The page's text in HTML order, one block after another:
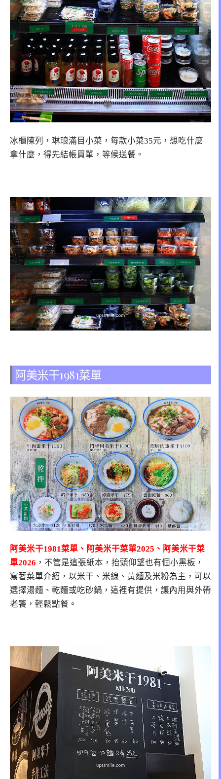
冰櫃陳列，琳琅滿目小菜，每款小菜35元，想吃什麼
拿什麼，得先結帳買單，等候送餐。
阿美米干1981菜單
阿美米干1981菜單、阿美米干菜單2025、阿美米干菜
單2026 ，不管是這張紙本，抬頭仰望也有個小黑板，
寫著菜單介紹，以米干、米線、黃麵及米粉為主，可以
選擇湯麵、乾麵或吃砂鍋，這裡有提供，讓內用與外帶
老饕，輕鬆點餐。